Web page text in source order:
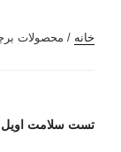
خانه / محصولات
تست سلامت اویل